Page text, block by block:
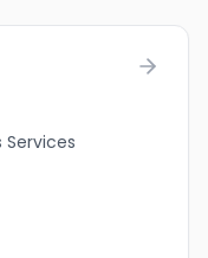
Services